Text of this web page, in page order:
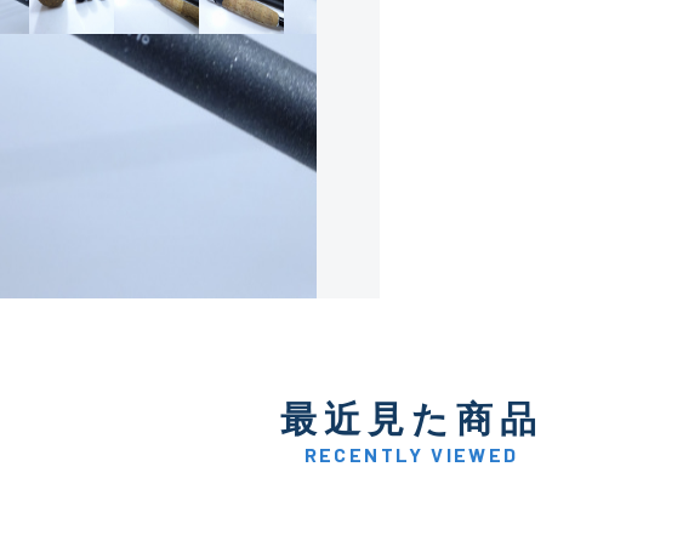
C-
い品
最近見た商品
RECENTLY VIEWED